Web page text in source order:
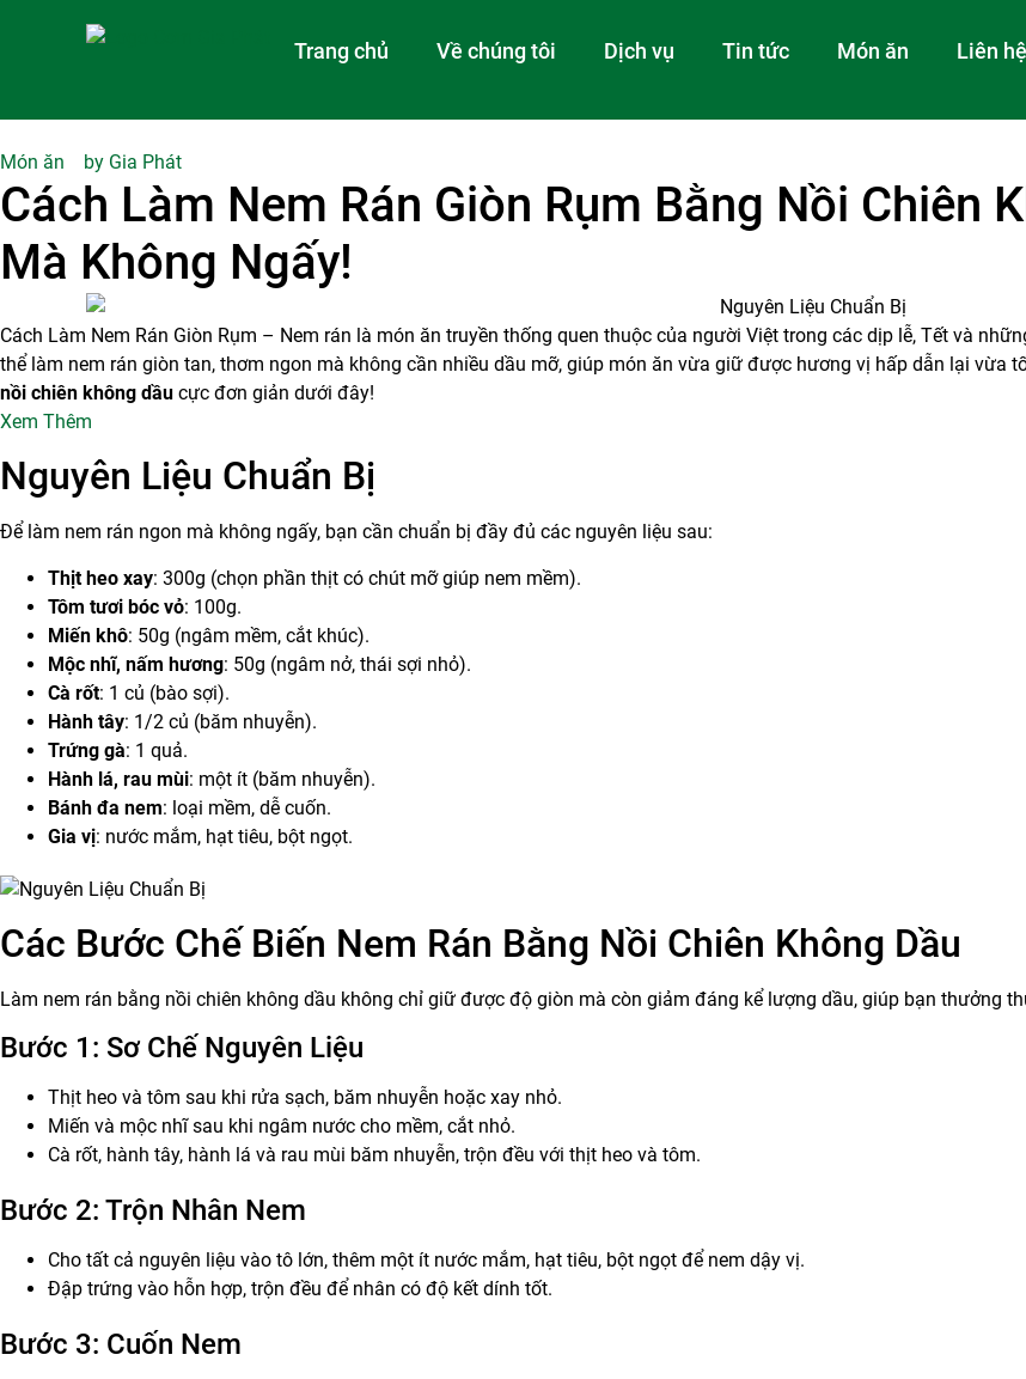
Trang chủ Về chúng tôi Dịch vụ Tin tức Món ăn Liên hệ
Món ăn by Gia Phát
Cách Làm Nem Rán Giòn Rụm Bằng Nồi Chiên
Mà Không Ngấy!
Cách Làm Nem Rán Giòn Rụm – Nem rán là món ăn truyền thống quen thuộc của người Việt trong các dịp lễ, Tết và
thể làm nem rán giòn tan, thơm ngon mà không cần nhiều dầu mỡ, giúp món ăn vừa giữ được hương vị hấp dẫn lại vừa
nồi chiên không dầu cực đơn giản dưới đây!
Xem Thêm
Nguyên Liệu Chuẩn Bị
Để làm nem rán ngon mà không ngấy, bạn cần chuẩn bị đầy đủ các nguyên liệu sau:
Thịt heo xay: 300g (chọn phần thịt có chút mỡ giúp nem mềm).
Tôm tươi bóc vỏ: 100g.
Miến khô: 50g (ngâm mềm, cắt khúc).
Mộc nhĩ, nấm hương: 50g (ngâm nở, thái sợi nhỏ).
Cà rốt: 1 củ (bào sợi).
Hành tây: 1/2 củ (băm nhuyễn).
Trứng gà: 1 quả.
Hành lá, rau mùi: một ít (băm nhuyễn).
Bánh đa nem: loại mềm, dễ cuốn.
Gia vị: nước mắm, hạt tiêu, bột ngọt.
Các Bước Chế Biến Nem Rán Bằng Nồi Chiên Không Dầu
Làm nem rán bằng nồi chiên không dầu không chỉ giữ được độ giòn mà còn giảm đáng kể lượng dầu, giúp bạn thưởng
Bước 1: Sơ Chế Nguyên Liệu
Thịt heo và tôm sau khi rửa sạch, băm nhuyễn hoặc xay nhỏ.
Miến và mộc nhĩ sau khi ngâm nước cho mềm, cắt nhỏ.
Cà rốt, hành tây, hành lá và rau mùi băm nhuyễn, trộn đều với thịt heo và tôm.
Bước 2: Trộn Nhân Nem
Cho tất cả nguyên liệu vào tô lớn, thêm một ít nước mắm, hạt tiêu, bột ngọt để nem dậy vị.
Đập trứng vào hỗn hợp, trộn đều để nhân có độ kết dính tốt.
Bước 3: Cuốn Nem